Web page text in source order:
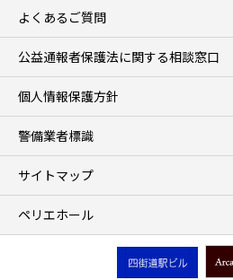
よくあるご質問
公益通報者保護法に関する相談窓口
個人情報保護方針
警備業者標識
サイトマップ
ペリエホール